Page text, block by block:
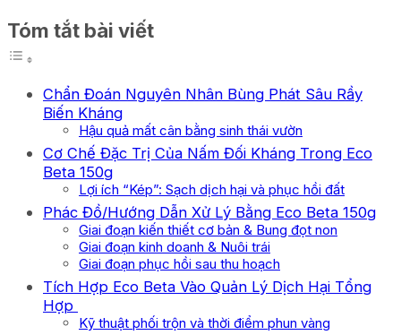
Tóm tắt bài viết
Chẩn Đoán Nguyên Nhân Bùng Phát Sâu Rầy
Biến Kháng
Hậu quả mất cân bằng sinh thái vườn
Cơ Chế Đặc Trị Của Nấm Đối Kháng Trong Eco
Beta 150g
Lợi ích “Kép”: Sạch dịch hại và phục hồi đất
Phác Đồ/Hướng Dẫn Xử Lý Bằng Eco Beta 150g
Giai đoạn kiến thiết cơ bản & Bung đọt non
Giai đoạn kinh doanh & Nuôi trái
Giai đoạn phục hồi sau thu hoạch
Tích Hợp Eco Beta Vào Quản Lý Dịch Hại Tổng
Hợp
Kỹ thuật phối trộn và thời điểm phun vàng